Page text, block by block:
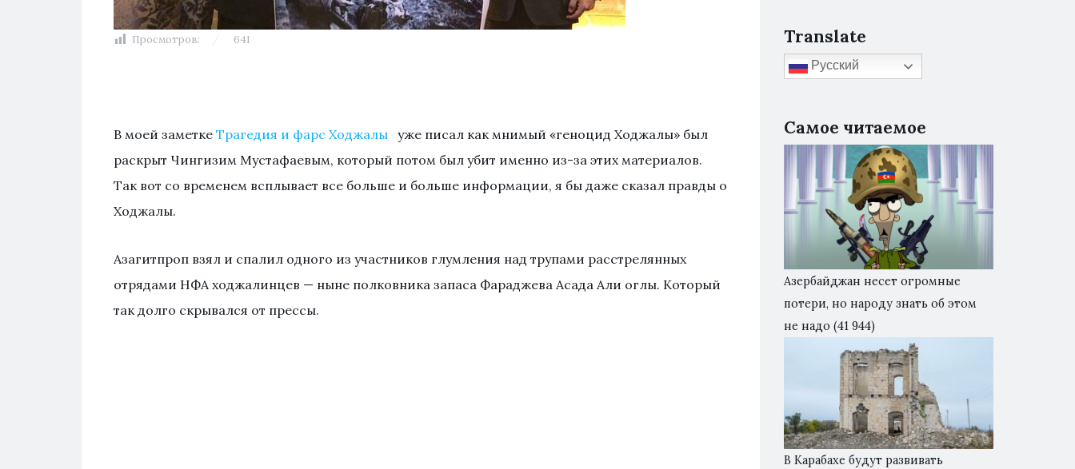
Просмотров: 641
В моей заметке Трагедия и фарс Ходжалы уже писал как мнимый «геноцид Ходжалы» был
раскрыт Чингизим Мустафаевым, который потом был убит именно из-за этих материалов.
Так вот со временем всплывает все больше и больше информации, я бы даже сказал правды о
Ходжалы.
Азагитпроп взял и спалил одного из участников глумления над трупами расстрелянных
отрядами НФА ходжалинцев — ныне полковника запаса Фараджева Асада Али оглы. Который
так долго скрывался от прессы.
Translate
Русский
Самое читаемое
Азербайджан несет огромные
потери, но народу знать об этом
не надо (41 944)
В Карабахе будут развивать